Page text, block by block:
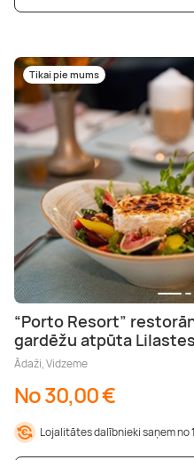
Tikai pie mums
“Porto Resort”
gardēžu atpūta
Ādaži, Vidzeme
No 30,00 €
Lojalitātes dalībnieki saņem no